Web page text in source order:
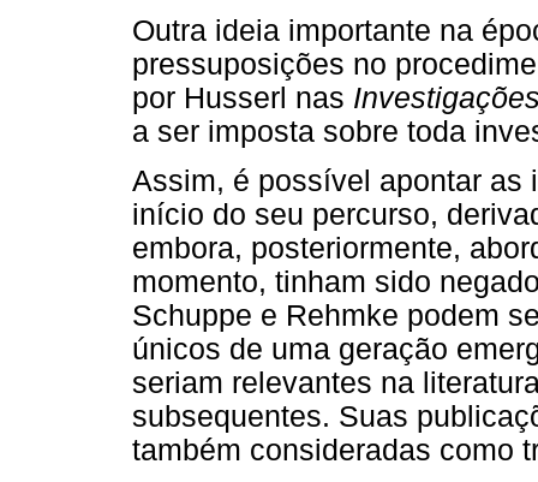
Outra ideia importante na
pressuposições no
por Husserl nas
a ser imposta sobre toda
Assim, é possível apontar as
início do seu percurso,
embora, posteriormente,
momento, tinham sido
Schuppe e Rehmke podem
únicos de uma geração
seriam relevantes na
subsequentes. Suas
também consideradas como